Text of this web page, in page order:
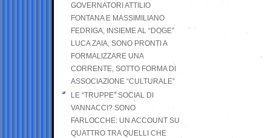
GOVERNATORI ATTILIO
FONTANA E MASSIMILIANO
FEDRIGA, INSIEME AL “DOGE”
LUCA ZAIA, SONO PRONTI A
FORMALIZZARE UNA
CORRENTE, SOTTO FORMA DI
ASSOCIAZIONE “CULTURALE”
LE “TRUPPE” SOCIAL DI
VANNACCI? SONO
FARLOCCHE: UN ACCOUNT SU
QUATTRO TRA QUELLI CHE